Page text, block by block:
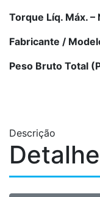
Torque Líq. Máx. –
Fabricante /
Peso Bruto Total
Descrição